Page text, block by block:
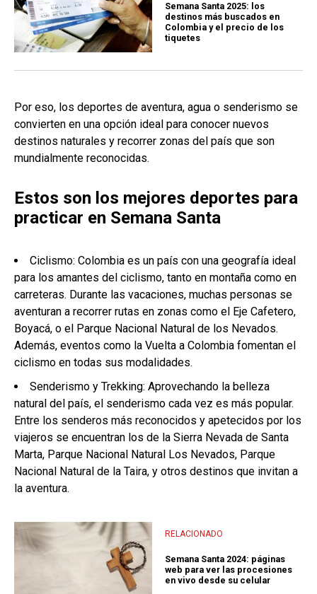
Semana Santa 2025: los
destinos más buscados en
Colombia y el precio de los
tiquetes
Por eso, los deportes de aventura, agua o senderismo se
convierten en una opción ideal para conocer nuevos
destinos naturales y recorrer zonas del país que son
mundialmente reconocidas.
Estos son los mejores deportes para
practicar en Semana Santa
Ciclismo: Colombia es un país con una geografía ideal
para los amantes del ciclismo, tanto en montaña como en
carreteras. Durante las vacaciones, muchas personas se
aventuran a recorrer rutas en zonas como el Eje Cafetero,
Boyacá, o el Parque Nacional Natural de los Nevados.
Además, eventos como la Vuelta a Colombia fomentan el
ciclismo en todas sus modalidades.
Senderismo y Trekking: Aprovechando la belleza
natural del país, el senderismo cada vez es más popular.
Entre los senderos más reconocidos y apetecidos por los
viajeros se encuentran los de la Sierra Nevada de Santa
Marta, Parque Nacional Natural Los Nevados, Parque
Nacional Natural de la Taira, y otros destinos que invitan a
la aventura.
RELACIONADO
Semana Santa 2024: páginas
web para ver las procesiones
en vivo desde su celular